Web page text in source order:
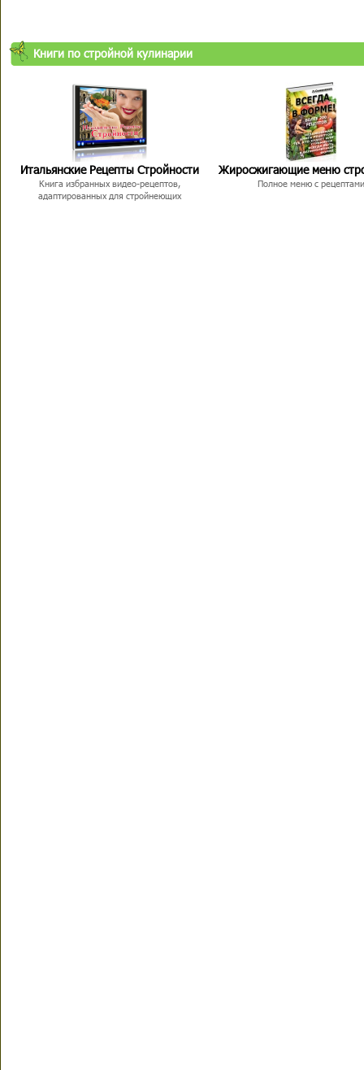
Книги по стройной кулинарии
Итальянские Рецепты Стройности
Книга избранных видео-рецептов,
адаптированных для стройнеющих
Жиросжигающие меню
Полное меню с рецептами